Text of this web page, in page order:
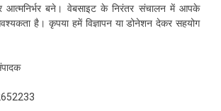
बने। वेबसाइट के निरंतर संचालन में आपके
है। कृपया हमें विज्ञापन या डोनेशन देकर सहयोग